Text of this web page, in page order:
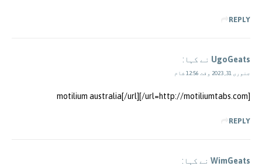
REPLY
UgoGeats نے کہا:
جنوری 31, 2023 وقت 12:56 شام
[url=http://motiliumtabs.com/]motilium australia[/url]
REPLY
WimGeats نے کہا: